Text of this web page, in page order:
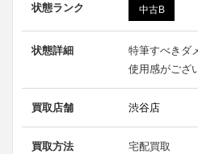
状態ランク 中古B
状態詳細
特筆すべきダ
使用感がござ
買取店舗 渋谷店
買取方法 宅配買取